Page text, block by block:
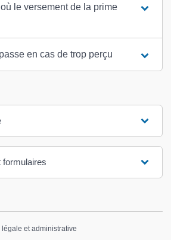
le versement de la prime
en cas de trop perçu
formulaires
et administrative